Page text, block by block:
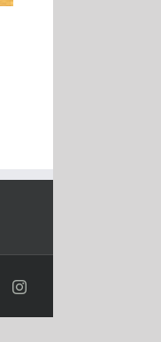
FacebookInstagram